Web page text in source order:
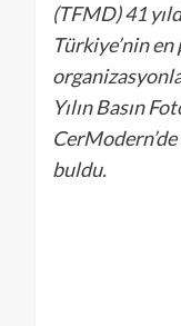
(TFMD) 41
Türkiye’nin
Yılın Basın
buldu.